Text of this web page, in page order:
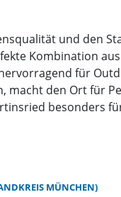
und den
Kombination aus
für
macht den Ort für
besonders
MÜNCHEN)